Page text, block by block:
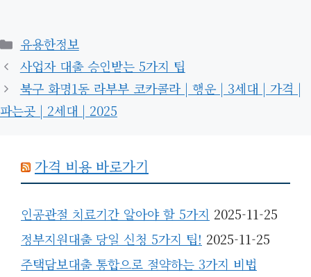
카
테
고
리
유용한정보
사업자 대출 승인받는 5가지 팁
북구 화명1동 라부부 코카콜라 | 행운 | 3세대 | 가격 |
파는곳 | 2세대 | 2025
가격 비용 바로가기
인공관절 치료기간 알아야 할 5가지 2025-11-25
정부지원대출 당일 신청 5가지 팁! 2025-11-25
주택담보대출 통합으로 절약하는 3가지 비법